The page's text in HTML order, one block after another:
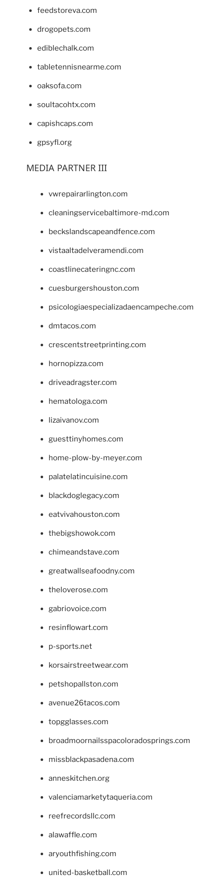
feedstoreva.com
drogopets.com
ediblechalk.com
tabletennisnearme.com
oaksofa.com
soultacohtx.com
capishcaps.com
gpsyfl.org
MEDIA PARTNER III
vwrepairarlington.com
cleaningservicebaltimore-md.com
beckslandscapeandfence.com
vistaaltadelveramendi.com
coastlinecateringnc.com
cuesburgershouston.com
psicologiaespecializadaencampeche.com
dmtacos.com
crescentstreetprinting.com
hornopizza.com
driveadragster.com
hematologa.com
lizaivanov.com
guesttinyhomes.com
home-plow-by-meyer.com
palatelatincuisine.com
blackdoglegacy.com
eatvivahouston.com
thebigshowok.com
chimeandstave.com
greatwallseafoodny.com
theloverose.com
gabriovoice.com
resinflowart.com
p-sports.net
korsairstreetwear.com
petshopallston.com
avenue26tacos.com
topgglasses.com
broadmoornailsspacoloradosprings.com
missblackpasadena.com
anneskitchen.org
valenciamarketytaqueria.com
reefrecordsllc.com
alawaffle.com
aryouthfishing.com
united-basketball.com